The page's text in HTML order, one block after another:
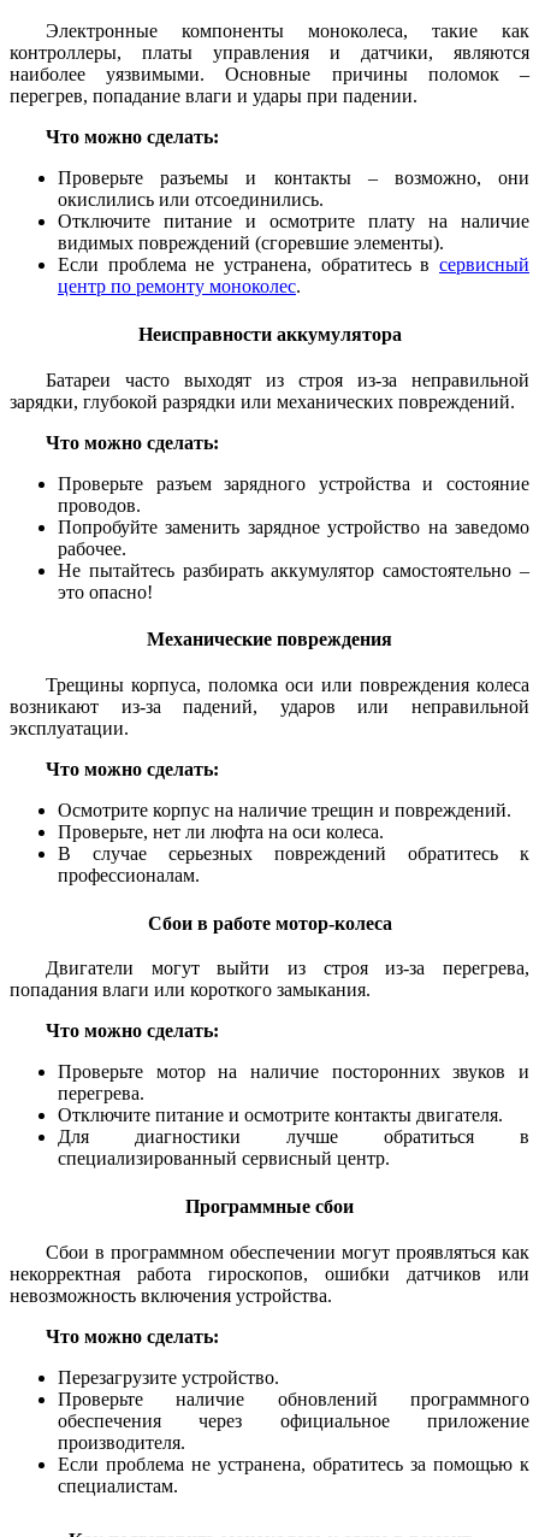
Электронные компоненты моноколеса, такие как
контроллеры, платы управления и датчики, являются
наиболее уязвимыми. Основные причины поломок –
перегрев, попадание влаги и удары при падении.
Что можно сделать:
Проверьте разъемы и контакты – возможно, они
окислились или отсоединились.
Отключите питание и осмотрите плату на наличие
видимых повреждений (сгоревшие элементы).
Если проблема не устранена, обратитесь в сервисный
центр по ремонту моноколес.
Неисправности аккумулятора
Батареи часто выходят из строя из-за неправильной
зарядки, глубокой разрядки или механических повреждений.
Что можно сделать:
Проверьте разъем зарядного устройства и состояние
проводов.
Попробуйте заменить зарядное устройство на заведомо
рабочее.
Не пытайтесь разбирать аккумулятор самостоятельно –
это опасно!
Механические повреждения
Трещины корпуса, поломка оси или повреждения колеса
возникают из-за падений, ударов или неправильной
эксплуатации.
Что можно сделать:
Осмотрите корпус на наличие трещин и повреждений.
Проверьте, нет ли люфта на оси колеса.
В случае серьезных повреждений обратитесь к
профессионалам.
Сбои в работе мотор-колеса
Двигатели могут выйти из строя из-за перегрева,
попадания влаги или короткого замыкания.
Что можно сделать:
Проверьте мотор на наличие посторонних звуков и
перегрева.
Отключите питание и осмотрите контакты двигателя.
Для диагностики лучше обратиться в
специализированный сервисный центр.
Программные сбои
Сбои в программном обеспечении могут проявляться как
некорректная работа гироскопов, ошибки датчиков или
невозможность включения устройства.
Что можно сделать:
Перезагрузите устройство.
Проверьте наличие обновлений программного
обеспечения через официальное приложение
производителя.
Если проблема не устранена, обратитесь за помощью к
специалистам.